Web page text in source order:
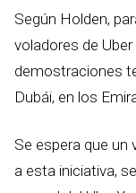
Según Holden,
voladores de
demostraciones
Dubái, en los
Se espera que un
a esta iniciativa,